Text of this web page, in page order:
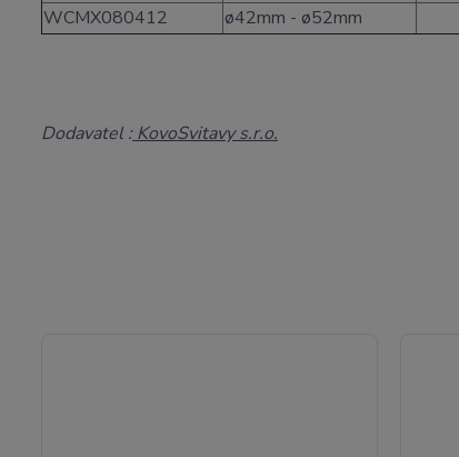
WCMX080412
ø42mm - ø52mm
Dodavatel :KovoSvitavy s.r.o.